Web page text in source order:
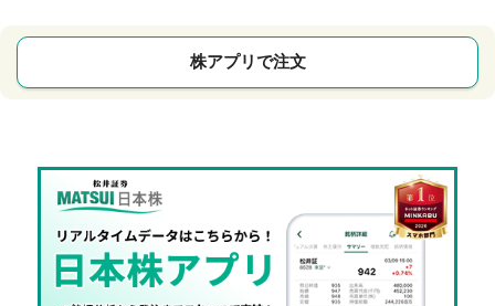
株アプリで注文